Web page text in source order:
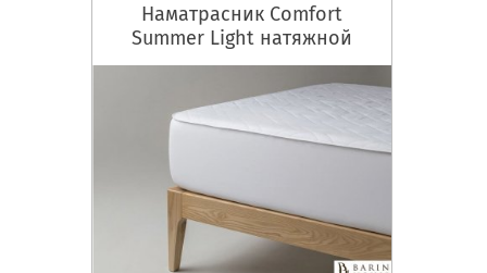
Наматрасник Comfort
Summer Light натяжной